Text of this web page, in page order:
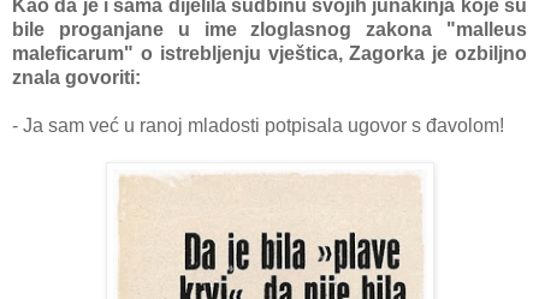
Kao da je i sama dijelila sudbinu svojih junakinja koje su
bile proganjane u ime zloglasnog zakona "malleus
maleficarum" o istrebljenju vještica, Zagorka je ozbiljno
znala govoriti:
- Ja sam već u ranoj mladosti potpisala ugovor s đavolom!